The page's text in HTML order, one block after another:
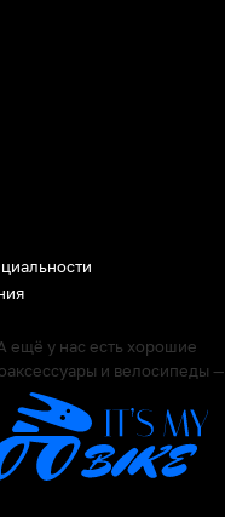
ещё у нас есть хорошие
и велосипеды —